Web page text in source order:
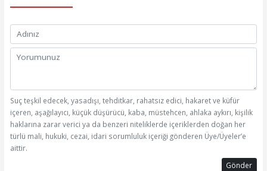
Suç teşkil edecek, yasadışı, tehditkar, rahatsız edici, hakaret ve küfür
içeren, aşağılayıcı, küçük düşürücü, kaba, müstehcen, ahlaka aykırı, kişilik
haklarına zarar verici ya da benzeri niteliklerde içeriklerden doğan her
türlü mali, hukuki, cezai, idari sorumluluk içeriği gönderen Üye/Üyeler’e
aittir.
Gönder